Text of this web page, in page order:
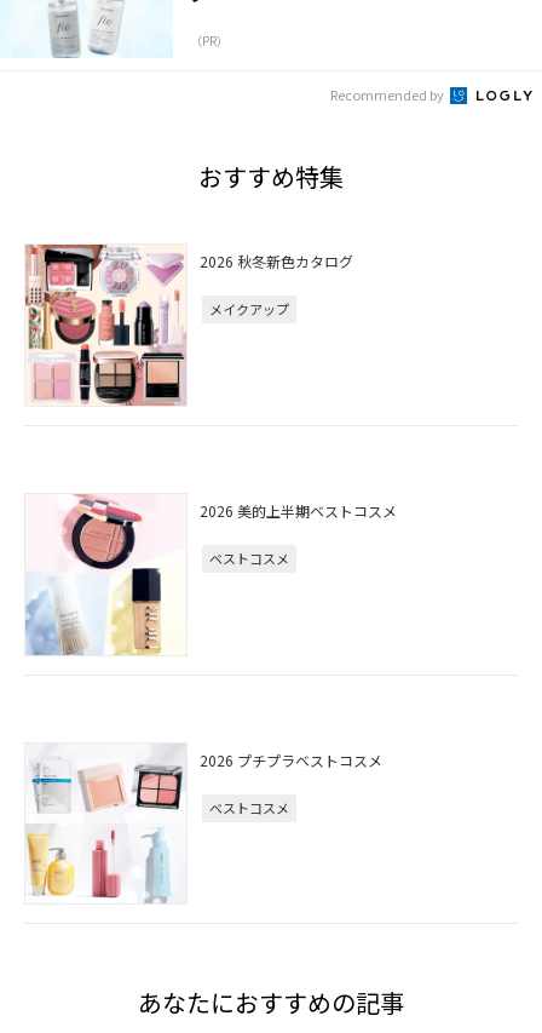
（PR）
Recommended by
おすすめ特集
2026 秋冬新色カタログ
メイクアップ
2026 美的上半期ベストコスメ
ベストコスメ
2026 プチプラベストコスメ
ベストコスメ
あなたにおすすめの記事